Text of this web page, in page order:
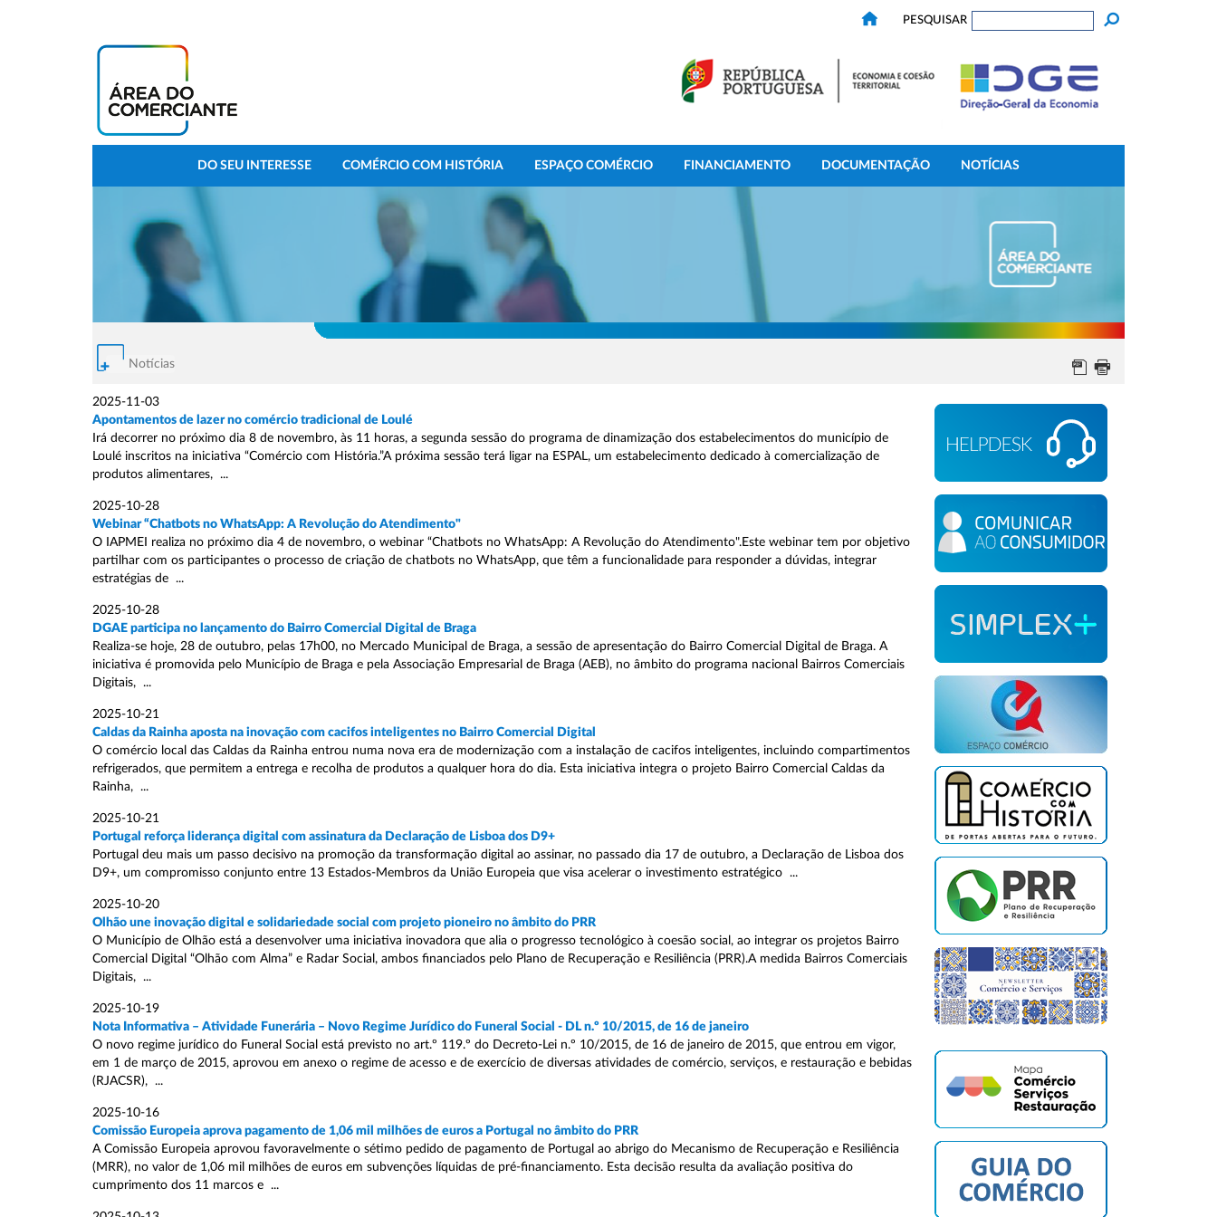
PESQUISAR
DO SEU INTERESSE COMÉRCIO COM HISTÓRIA ESPAÇO COMÉRCIO FINANCIAMENTO DOCUMENTAÇÃO NOTÍCIAS
Notícias
2025-11-03
Apontamentos de lazer no comércio tradicional de Loulé
Irá decorrer no próximo dia 8 de novembro, às 11 horas, a segunda sessão do programa de dinamização dos estabelecimentos do município de
Loulé inscritos na iniciativa “Comércio com História.”A próxima sessão terá ligar na ESPAL, um estabelecimento dedicado à comercialização de
produtos alimentares, ...
2025-10-28
Webinar “Chatbots no WhatsApp: A Revolução do Atendimento"
O IAPMEI realiza no próximo dia 4 de novembro, o webinar “Chatbots no WhatsApp: A Revolução do Atendimento".Este webinar tem por objetivo
partilhar com os participantes o processo de criação de chatbots no WhatsApp, que têm a funcionalidade para responder a dúvidas, integrar
estratégias de ...
2025-10-28
DGAE participa no lançamento do Bairro Comercial Digital de Braga
Realiza-se hoje, 28 de outubro, pelas 17h00, no Mercado Municipal de Braga, a sessão de apresentação do Bairro Comercial Digital de Braga. A
iniciativa é promovida pelo Município de Braga e pela Associação Empresarial de Braga (AEB), no âmbito do programa nacional Bairros Comerciais
Digitais, ...
2025-10-21
Caldas da Rainha aposta na inovação com cacifos inteligentes no Bairro Comercial Digital
O comércio local das Caldas da Rainha entrou numa nova era de modernização com a instalação de cacifos inteligentes, incluindo compartimentos
refrigerados, que permitem a entrega e recolha de produtos a qualquer hora do dia. Esta iniciativa integra o projeto Bairro Comercial Caldas da
Rainha, ...
2025-10-21
Portugal reforça liderança digital com assinatura da Declaração de Lisboa dos D9+
Portugal deu mais um passo decisivo na promoção da transformação digital ao assinar, no passado dia 17 de outubro, a Declaração de Lisboa dos
D9+, um compromisso conjunto entre 13 Estados-Membros da União Europeia que visa acelerar o investimento estratégico ...
2025-10-20
Olhão une inovação digital e solidariedade social com projeto pioneiro no âmbito do PRR
O Município de Olhão está a desenvolver uma iniciativa inovadora que alia o progresso tecnológico à coesão social, ao integrar os projetos Bairro
Comercial Digital “Olhão com Alma” e Radar Social, ambos financiados pelo Plano de Recuperação e Resiliência (PRR).A medida Bairros Comerciais
Digitais, ...
2025-10-19
Nota Informativa – Atividade Funerária – Novo Regime Jurídico do Funeral Social - DL n.º 10/2015, de 16 de janeiro
O novo regime jurídico do Funeral Social está previsto no art.º 119.º do Decreto-Lei n.º 10/2015, de 16 de janeiro de 2015, que entrou em vigor,
em 1 de março de 2015, aprovou em anexo o regime de acesso e de exercício de diversas atividades de comércio, serviços, e restauração e bebidas
(RJACSR), ...
2025-10-16
Comissão Europeia aprova pagamento de 1,06 mil milhões de euros a Portugal no âmbito do PRR
A Comissão Europeia aprovou favoravelmente o sétimo pedido de pagamento de Portugal ao abrigo do Mecanismo de Recuperação e Resiliência
(MRR), no valor de 1,06 mil milhões de euros em subvenções líquidas de pré-financiamento. Esta decisão resulta da avaliação positiva do
cumprimento dos 11 marcos e ...